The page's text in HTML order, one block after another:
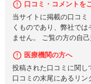
口コミ・コメントを
当サイトに掲載の口コ
くものであり、弊社で
ません。 ご覧の方の自
医療機関の方へ
投稿された口コミに関し
口コミの末尾にあるリ